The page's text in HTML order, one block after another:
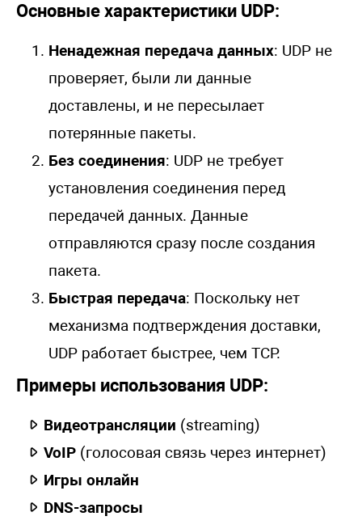
Основные характеристики UDP:
Ненадежная передача данных: UDP не
проверяет, были ли данные
доставлены, и не пересылает
потерянные пакеты.
Без соединения: UDP не требует
установления соединения перед
передачей данных. Данные
отправляются сразу после создания
пакета.
Быстрая передача: Поскольку нет
механизма подтверждения доставки,
UDP работает быстрее, чем TCP.
Примеры использования UDP:
Видеотрансляции (streaming)
VoIP (голосовая связь через интернет)
Игры онлайн
DNS-запросы